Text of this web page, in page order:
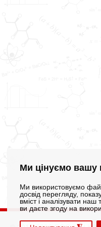
Ми цінуємо вашу
Ми використовуємо
досвід перегляду,
вміст і аналізувати
ви даєте згоду на